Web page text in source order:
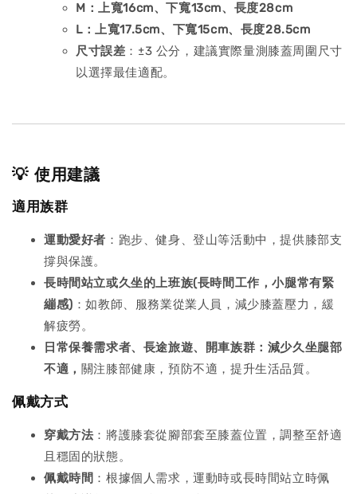
M：上寬16cm、下寬13cm、長度28cm
L：上寬17.5cm、下寬15cm、長度28.5cm
尺寸誤差 ：±3 公分，建議實際量測膝蓋周圍尺寸
以選擇最佳適配。
💡 使用建議
適用族群
運動愛好者 ：跑步、健身、登山等活動中，提供膝部支
撐與保護。
長時間站立或久坐的上班族(長時間工作，小腿常有緊
繃感) ：如教師、服務業從業人員，減少膝蓋壓力，緩
解疲勞。
日常保養需求者、長途旅遊、開車族群：減少久坐腿部
不適， 關注膝部健康，預防不適，提升生活品質。
佩戴方式
穿戴方法 ：將護膝套從腳部套至膝蓋位置，調整至舒適
且穩固的狀態。
佩戴時間 ：根據個人需求，運動時或長時間站立時佩